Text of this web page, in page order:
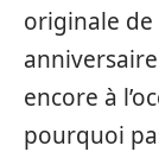
originale de
encore à
pourquoi